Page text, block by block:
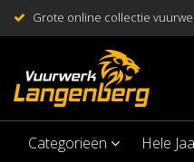
Grote online collectie
Categorieën Hele